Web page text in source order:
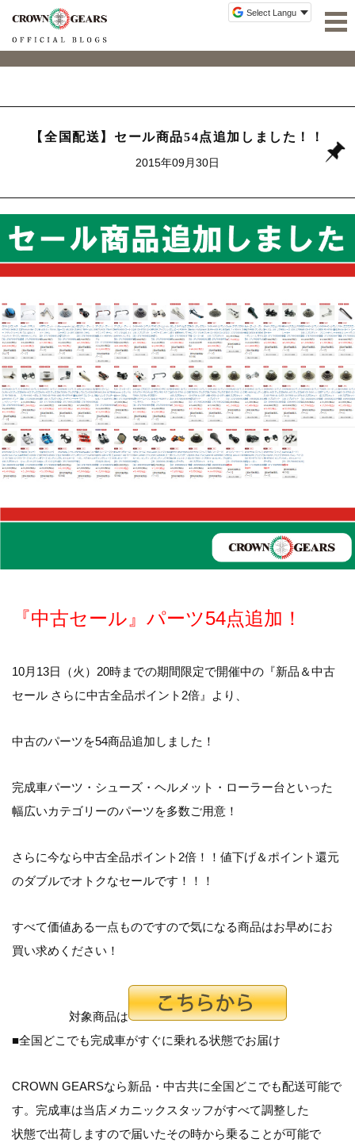
【全国配送】セール商品54点追加しました！！
2015年09月30日
『中古セール』パーツ54点追加！
10月13日（火）20時までの期間限定で開催中の『新品＆中古
セール さらに中古全品ポイント2倍』より、
中古のパーツを54商品追加しました！
完成車パーツ・シューズ・ヘルメット・ローラー台といった
幅広いカテゴリーのパーツを多数ご用意！
さらに今なら中古全品ポイント2倍！！値下げ＆ポイント還元
のダブルでオトクなセールです！！！
すべて価値ある一点ものですので気になる商品はお早めにお
買い求めください！
対象商品は
■全国どこでも完成車がすぐに乗れる状態でお届け
CROWN GEARSなら新品・中古共に全国どこでも配送可能で
す。完成車は当店メカニックスタッフがすべて調整した
状態で出荷しますので届いたその時から乗ることが可能で